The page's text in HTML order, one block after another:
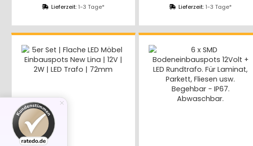
Lieferzeit:1-3 Tage* Lieferzeit:1-3 Tage*